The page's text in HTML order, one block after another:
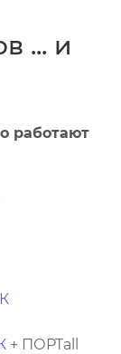
... и
работают
+ ПОРТall